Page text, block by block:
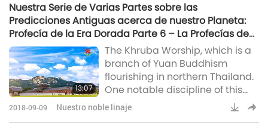
spiritual progress, and the other
is that the unkindness toward
the animals in a breach of
moral law. Morally, there is no
doubt that it has a hardening
effect upon the heart of man,
which is mean
Nuestra Serie de Varias Partes sobre las
Predicciones Antiguas acerca de nuestro Planeta:
Profecía de la Era Dorada Parte 6 – La Profecías de
Nostradamus,
13:07
The Khruba Worship, which is a
branch of Yuan Buddhism
flourishing in northern Thailand.
One notable discipline of this
practice is to adhere to a plant-
based diet. Vegetarianism and
2018-09-09 Nuestro noble linaje